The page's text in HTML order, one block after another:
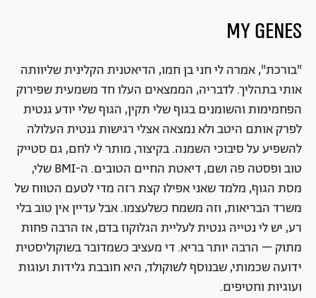
My Genes
"בורכת", אמרה לי חני בן חמו, הדיאטנית הקלינית שליוותה
אותי בתהליך. לדבריה, הממצאים העלו חד משמעית שפירוק
הפחמימות והשומנים בגוף שלי תקין, הגוף שלי יודע גנטית
לפרק אותם היטב ולא נמצאה אצלי רגישות גנטית העלולה
להשפיע על סיבוכי השמנה. בקיצור, מותר לי לחם, גם סטייק
טוב ופסטה פה ושם, דיאטת החיים הטובים. ה-BMI שלי,
מסת הגוף, מלמד שאני אפילו קצת רזה מדי לטעם הטווח של
משרד הבריאות, וזה משמח כשלעצמו. אבל עדיין אין טוב בלי
רע, יש לי נטייה גנטית לעליית הגלוקוז בדם, אז הרבה פחות
מתוק – הרבה יותר בריא. די מעציב כשמדובר בשוקוליסטית
ידועה שכמותי, שבנוסף לשוקולד, היא חובבת גלידות ועוגות
ועוגיות וחטיפים.